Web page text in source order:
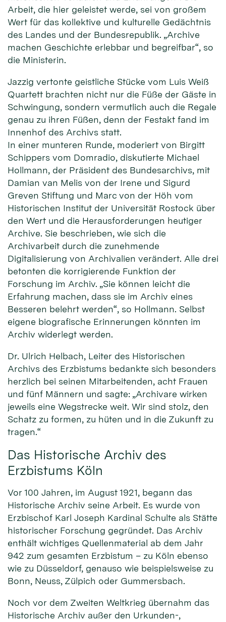
Arbeit, die hier geleistet werde, sei von großem
Wert für das kollektive und kulturelle Gedächtnis
des Landes und der Bundesrepublik. „Archive
machen Geschichte erlebbar und begreifbar“, so
die Ministerin.
Jazzig vertonte geistliche Stücke vom Luis Weiß
Quartett brachten nicht nur die Füße der Gäste in
Schwingung, sondern vermutlich auch die Regale
genau zu ihren Füßen, denn der Festakt fand im
Innenhof des Archivs statt.
In einer munteren Runde, moderiert von Birgitt
Schippers vom Domradio, diskutierte Michael
Hollmann, der Präsident des Bundesarchivs, mit
Damian van Melis von der Irene und Sigurd
Greven Stiftung und Marc von der Höh vom
Historischen Institut der Universität Rostock über
den Wert und die Herausforderungen heutiger
Archive. Sie beschrieben, wie sich die
Archivarbeit durch die zunehmende
Digitalisierung von Archivalien verändert. Alle drei
betonten die korrigierende Funktion der
Forschung im Archiv. „Sie können leicht die
Erfahrung machen, dass sie im Archiv eines
Besseren belehrt werden“, so Hollmann. Selbst
eigene biografische Erinnerungen könnten im
Archiv widerlegt werden.
Dr. Ulrich Helbach, Leiter des Historischen
Archivs des Erzbistums bedankte sich besonders
herzlich bei seinen Mitarbeitenden, acht Frauen
und fünf Männern und sagte: „Archivare wirken
jeweils eine Wegstrecke weit. Wir sind stolz, den
Schatz zu formen, zu hüten und in die Zukunft zu
tragen.“
Das Historische Archiv des
Erzbistums Köln
Vor 100 Jahren, im August 1921, begann das
Historische Archiv seine Arbeit. Es wurde von
Erzbischof Karl Joseph Kardinal Schulte als Stätte
historischer Forschung gegründet. Das Archiv
enthält wichtiges Quellenmaterial ab dem Jahr
942 zum gesamten Erzbistum – zu Köln ebenso
wie zu Düsseldorf, genauso wie beispielsweise zu
Bonn, Neuss, Zülpich oder Gummersbach.
Noch vor dem Zweiten Weltkrieg übernahm das
Historische Archiv außer den Urkunden-,